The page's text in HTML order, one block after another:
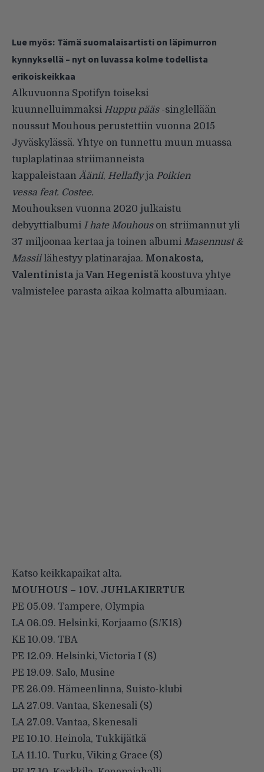
Lue myös: Tämä suomalaisartisti on läpimurron
kynnyksellä – nyt on luvassa kolme todellista
erikoiskeikkaa
Alkuvuonna Spotifyn toiseksi
kuunnelluimmaksi Huppu pääs-singlellään
noussut Mouhous perustettiin vuonna 2015
Jyväskylässä. Yhtye on tunnettu muun muassa
tuplaplatinaa striimanneista
kappaleistaan Äänii, Hellaflyja Poikien
vessa feat. Costee.
Mouhouksen vuonna 2020 julkaistu
debyyttialbumi I hate Mouhouson striimannut yli
37 miljoonaa kertaa ja toinen albumi Masennust &
Massiilähestyy platinarajaa. Monakosta,
Valentinista jaVan Hegenistä koostuva yhtye
valmistelee parasta aikaa kolmatta albumiaan.
Katso keikkapaikat alta.
MOUHOUS – 10V. JUHLAKIERTUE
PE 05.09. Tampere, Olympia
LA 06.09. Helsinki, Korjaamo (S/K18)
KE 10.09. TBA
PE 12.09. Helsinki, Victoria I (S)
PE 19.09. Salo, Musine
PE 26.09. Hämeenlinna, Suisto-klubi
LA 27.09. Vantaa, Skenesali (S)
LA 27.09. Vantaa, Skenesali
PE 10.10. Heinola, Tukkijätkä
LA 11.10. Turku, Viking Grace (S)